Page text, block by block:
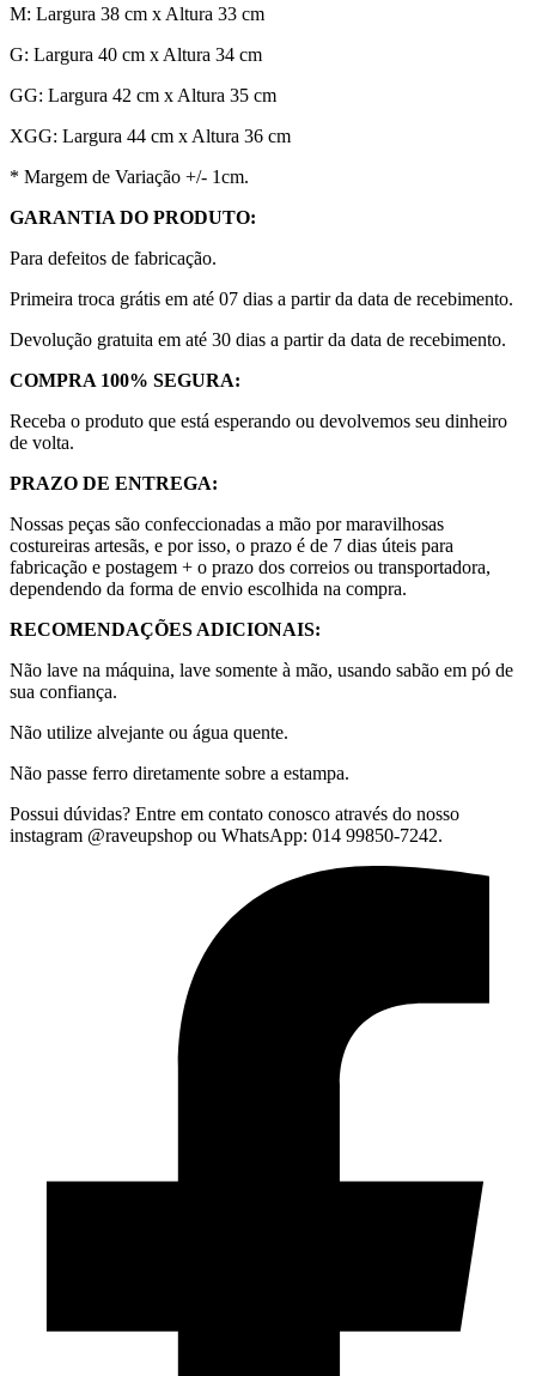
M: Largura 38 cm x Altura 33 cm
G: Largura 40 cm x Altura 34 cm
GG: Largura 42 cm x Altura 35 cm
XGG: Largura 44 cm x Altura 36 cm
* Margem de Variação +/- 1cm.
GARANTIA DO PRODUTO:
Para defeitos de fabricação.
Primeira troca grátis em até 07 dias a partir da data de recebimento.
Devolução gratuita em até 30 dias a partir da data de recebimento.
COMPRA 100% SEGURA:
Receba o produto que está esperando ou devolvemos seu dinheiro
de volta.
PRAZO DE ENTREGA:
Nossas peças são confeccionadas a mão por maravilhosas
costureiras artesãs, e por isso, o prazo é de 7 dias úteis para
fabricação e postagem + o prazo dos correios ou transportadora,
dependendo da forma de envio escolhida na compra.
RECOMENDAÇÕES ADICIONAIS:
Não lave na máquina, lave somente à mão, usando sabão em pó de
sua confiança.
Não utilize alvejante ou água quente.
Não passe ferro diretamente sobre a estampa.
Possui dúvidas? Entre em contato conosco através do nosso
instagram @raveupshop ou WhatsApp: 014 99850-7242.